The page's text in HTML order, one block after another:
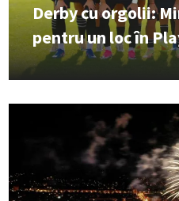
Derby cu orgolii:
pentru un loc în